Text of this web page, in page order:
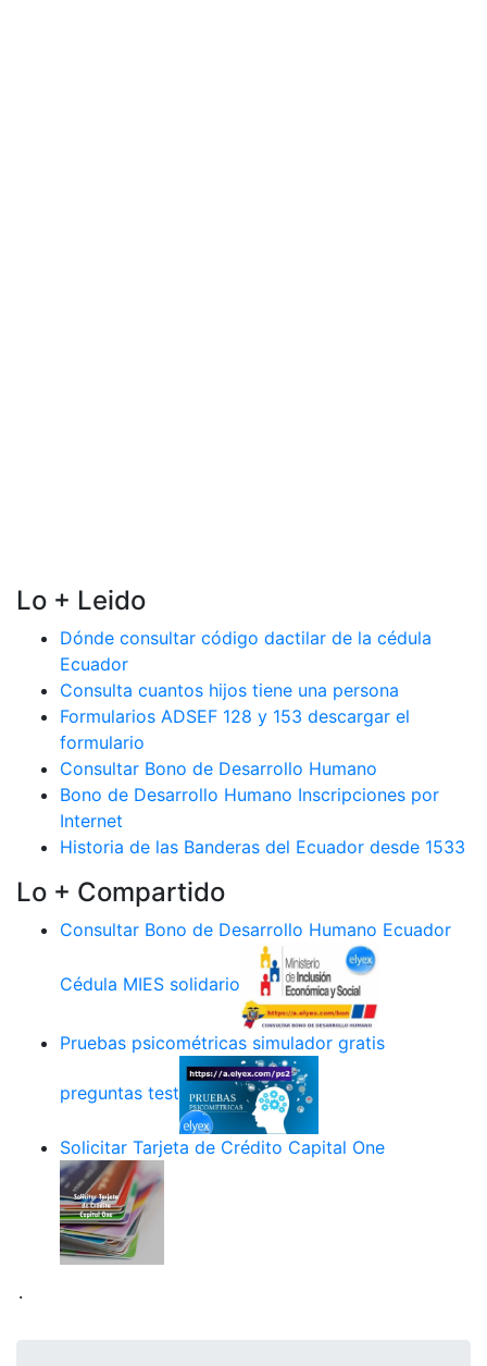
Lo + Leido
Dónde consultar código dactilar de la cédula
Ecuador
Consulta cuantos hijos tiene una persona
Formularios ADSEF 128 y 153 descargar el
formulario
Consultar Bono de Desarrollo Humano
Bono de Desarrollo Humano Inscripciones por
Internet
Historia de las Banderas del Ecuador desde 1533
Lo + Compartido
Consultar Bono de Desarrollo Humano Ecuador
Cédula MIES solidario
Pruebas psicométricas simulador gratis
preguntas test
Solicitar Tarjeta de Crédito Capital One
.